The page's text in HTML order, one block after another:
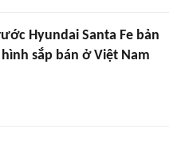
Hyundai Santa Fe bản
sắp bán ở Việt Nam